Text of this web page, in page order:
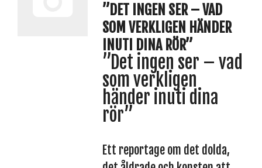
”DET INGEN SER – VAD
SOM VERKLIGEN HÄNDER
INUTI DINA RÖR”
”Det ingen ser – vad
som verkligen
händer inuti dina
rör”
Ett reportage om det dolda,